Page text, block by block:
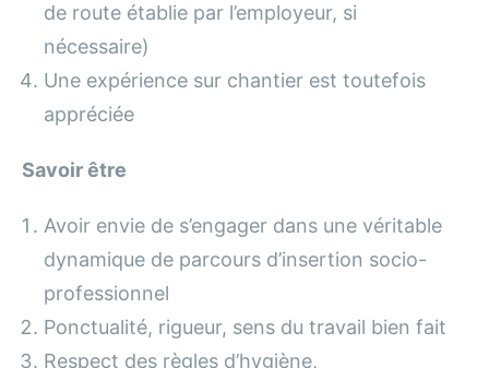
de route établie par l’employeur, si
nécessaire)
Une expérience sur chantier est toutefois
appréciée
Savoir être
Avoir envie de s’engager dans une véritable
dynamique de parcours d’insertion socio-
professionnel
Ponctualité, rigueur, sens du travail bien fait
Respect des règles d’hygiène,